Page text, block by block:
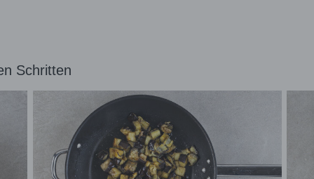
Schritten